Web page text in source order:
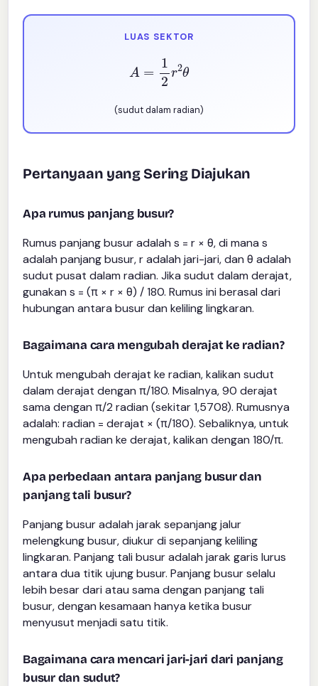
LUAS SEKTOR
2r
(sudut dalam radian)
Pertanyaan yang Sering Diajukan
Apa rumus panjang busur?
Rumus panjang busur adalah s = r × θ, di mana s
adalah panjang busur, r adalah jari-jari, dan θ adalah
sudut pusat dalam radian. Jika sudut dalam derajat,
gunakan s = (π × r × θ) / 180. Rumus ini berasal dari
hubungan antara busur dan keliling lingkaran.
Bagaimana cara mengubah derajat ke radian?
Untuk mengubah derajat ke radian, kalikan sudut
dalam derajat dengan π/180. Misalnya, 90 derajat
sama dengan π/2 radian (sekitar 1,5708). Rumusnya
adalah: radian = derajat × (π/180). Sebaliknya, untuk
mengubah radian ke derajat, kalikan dengan 180/π.
Apa perbedaan antara panjang busur dan
panjang tali busur?
Panjang busur adalah jarak sepanjang jalur
melengkung busur, diukur di sepanjang keliling
lingkaran. Panjang tali busur adalah jarak garis lurus
antara dua titik ujung busur. Panjang busur selalu
lebih besar dari atau sama dengan panjang tali
busur, dengan kesamaan hanya ketika busur
menyusut menjadi satu titik.
Bagaimana cara mencari jari-jari dari panjang
busur dan sudut?